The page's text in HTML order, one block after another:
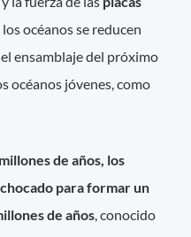
océanos se reducen
ensamblaje del próximo
océanos jóvenes, como
de años, los
para formar un
de años, conocido